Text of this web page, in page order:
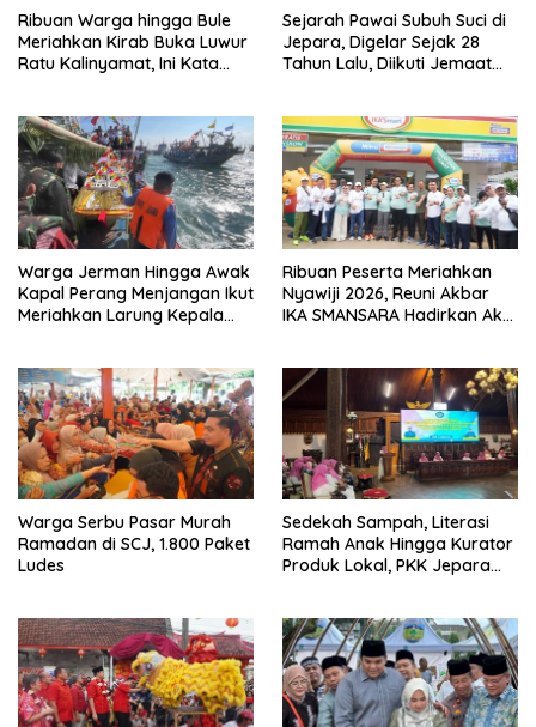
Ribuan Warga hingga Bule
Meriahkan Kirab Buka Luwur
Ratu Kalinyamat, Ini Kata
Sejarah Pawai Subuh Suci di
Jepara, Digelar Sejak 28
Tahun Lalu, Diikuti Jemaat
Warga Jerman Hingga Awak
Kapal Perang Menjangan Ikut
Meriahkan Larung Kepala
Ribuan Peserta Meriahkan
Nyawiji 2026, Reuni Akbar
IKA SMANSARA Hadirkan Aksi
Warga Serbu Pasar Murah
Ramadan di SCJ, 1.800 Paket
Ludes
Sedekah Sampah, Literasi
Ramah Anak Hingga Kurator
Produk Lokal, PKK Jepara